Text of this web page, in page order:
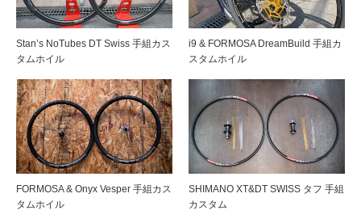
Stan’s NoTubes DT Swiss 手組カス
タムホイル
i9 & FORMOSA DreamBuild 手組カ
スタムホイル
FORMOSA & Onyx Vesper 手組カス
タムホイル
SHIMANO XT&DT SWISS タフ 手組
カスタム